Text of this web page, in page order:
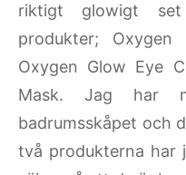
riktigt glowigt
produkter;
Oxygen Glow Eye
Mask. Jag har
badrumsskåpet och
två produkterna har